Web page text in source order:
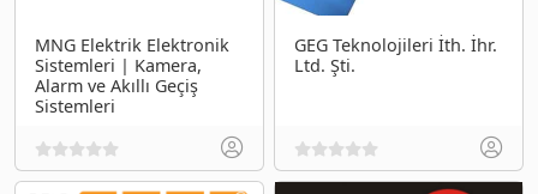
MNG Elektrik Elektronik
Sistemleri | Kamera,
Alarm ve Akıllı Geçiş
Sistemleri
GEG Teknolojileri İth. İhr.
Ltd. Şti.